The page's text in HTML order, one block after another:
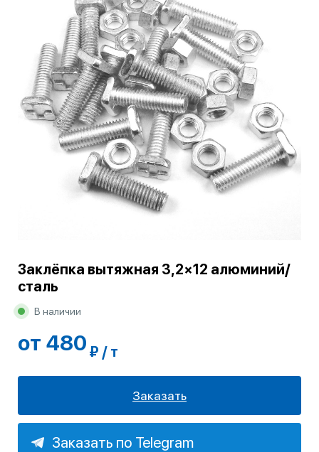
Заклёпка вытяжная 3,2×12 алюминий/
сталь
В наличии
от 480 ₽ / т
Заказать
Заказать по Telegram